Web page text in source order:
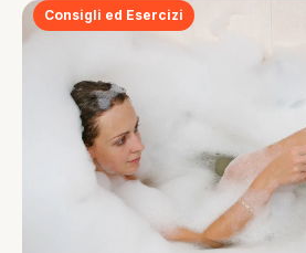
Consigli ed Esercizi